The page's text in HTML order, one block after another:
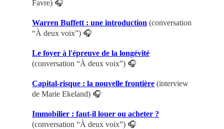
Favre) 🎧
Warren Buffett : une introduction (conversation
“À deux voix”) 🎧
Le foyer à l'épreuve de la longévité
(conversation “À deux voix”) 🎧
Capital-risque : la nouvelle frontière (interview
de Marie Ekeland) 🎧
Immobilier : faut-il louer ou acheter ?
(conversation “À deux voix”) 🎧